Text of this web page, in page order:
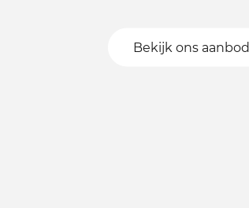
Bekijk ons aanbod